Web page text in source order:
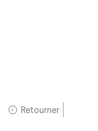
Retourner